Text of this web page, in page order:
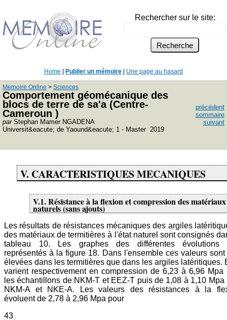
Rechercher sur le site:
Home Publier un mémoire Une page au hasard
Memoire Online > Sciences
Comportement géomécanique des
blocs de terre de sa'a (Centre-
Cameroun )
parStephan Mamer NGADENA
Universit&eacute; de Yaound&eacute; 1 - Master 2019
précédent
sommaire
suivant
V. CARACTERISTIQUES MECANIQUES
V.1. Résistance à la flexion et compression des matériaux
naturels (sans ajouts)
Les résultats de résistances mécaniques des argiles
des matériaux de termitières à l'état naturel sont consignés
tableau 10. Les graphes des différentes évolutions
représentés à la figure 18. Dans l'ensemble ces valeurs sont
élevées dans les termitières que dans les argiles latéritiques.
varient respectivement en compression de 6,23 à 6,96 Mpa
les échantillons de NKM-T et EEZ-T puis de 1,08 à 1,10 Mpa
NKM-A et NKE-A. Les valeurs des résistances à la
évoluent de 2,78 à 2,96 Mpa pour
43